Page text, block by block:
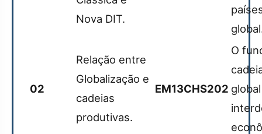
Nova DIT.
02
Relação entre
Globalização e
cadeias
produtivas.
EM13CHS202
O